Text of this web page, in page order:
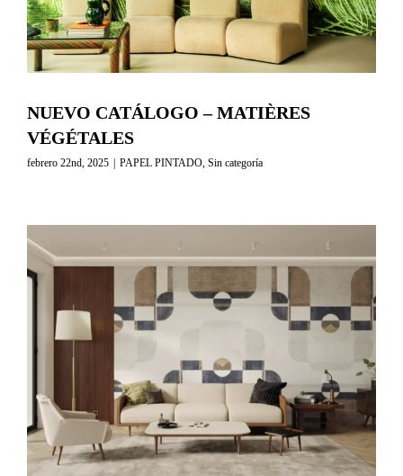
NUEVO CATÁLOGO – MATIÈRES
VÉGÉTALES
febrero 22nd, 2025 PAPEL PINTADO, Sin categoría